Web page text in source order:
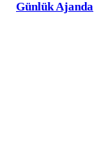
Günlük Ajanda